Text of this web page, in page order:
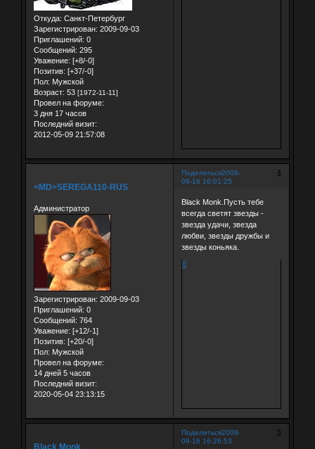
Откуда: Санкт-Петербург
Зарегистрирован: 2009-09-03
Приглашений: 0
Сообщений: 295
Уважение: [+8/-0]
Позитив: [+37/-0]
Пол: Мужской
Возраст: 53 [1972-11-11]
Провел на форуме:
3 дня 17 часов
Последний визит:
2012-05-09 21:57:08
Поделиться 4
2009-
09-16 16:01:25
<MD>SEREGA110-RUS
Администратор
Зарегистрирован: 2009-09-03
Приглашений: 0
Сообщений: 764
Уважение: [+12/-1]
Позитив: [+20/-0]
Пол: Мужской
Провел на форуме:
14 дней 5 часов
Последний визит:
2020-05-04 23:13:15
Black Monk.Пусть тебе
всегда светят звезды -
звезда удачи, звезда
любви, звезды дружбы и
звезды коньяка.
0
Поделиться 5
2009-
09-16 16:26:53